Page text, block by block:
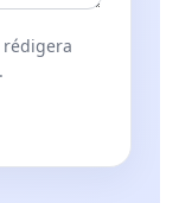
rédigera